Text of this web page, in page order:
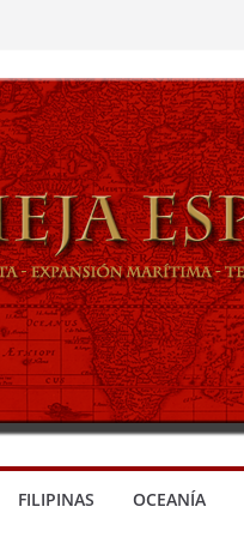
FILIPINAS OCEANÍA